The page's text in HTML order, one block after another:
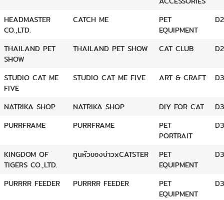
HEADMASTER
CO.,LTD.
CATCH ME
PET
EQUIPMENT
THAILAND PET
SHOW
THAILAND PET SHOW CAT CLUB
STUDIO CAT ME
FIVE
STUDIO CAT ME FIVE ART & CRAFT
NATRIKA SHOP NATRIKA SHOP DIY FOR CAT
PURRFRAME
PURRFRAME
PET
PORTRAIT
KINGDOM OF
TIGERS CO.,LTD.
ทูนหัวของบ่าวxCATSTER
PET
EQUIPMENT
PURRRR FEEDER PURRRR FEEDER
PET
EQUIPMENT